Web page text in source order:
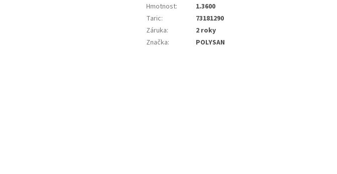
Hmotnost:
1.3600
Taric:
73181290
Záruka:
2 roky
Značka: POLYSAN